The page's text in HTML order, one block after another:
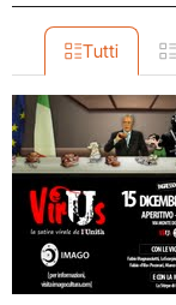
Tutti